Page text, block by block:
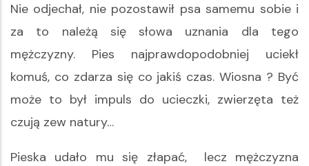
Nie odjechał, nie pozostawił psa samemu sobie i
za to należą się słowa uznania dla tego
mężczyzny. Pies najprawdopodobniej uciekł
komuś, co zdarza się co jakiś czas. Wiosna ? Być
może to był impuls do ucieczki, zwierzęta też
czują zew natury…
Pieska udało mu się złapać, lecz mężczyzna